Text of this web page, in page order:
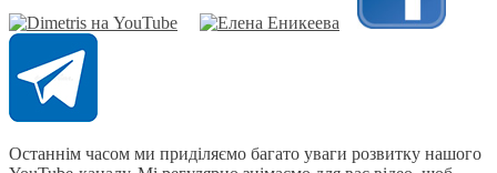
Останнім часом ми приділяємо багато уваги розвитку нашого